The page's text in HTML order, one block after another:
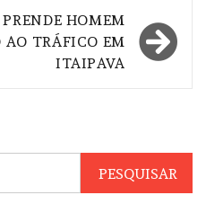
HOMEM
AO TRÁFICO EM
ITAIPAVA